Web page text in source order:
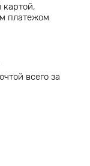
картой,
платежом
всего за